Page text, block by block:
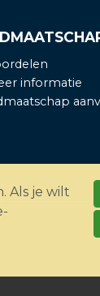
informatie
Als je wilt